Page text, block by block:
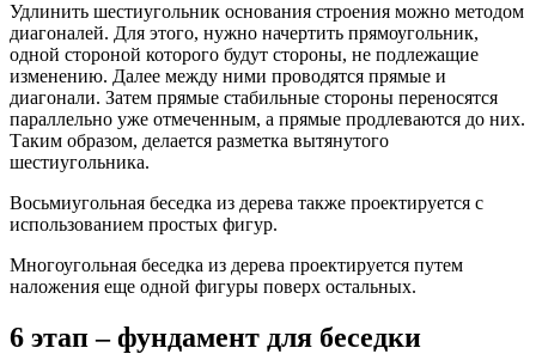
Удлинить шестиугольник основания строения можно методом
диагоналей. Для этого, нужно начертить прямоугольник,
одной стороной которого будут стороны, не подлежащие
изменению. Далее между ними проводятся прямые и
диагонали. Затем прямые стабильные стороны переносятся
параллельно уже отмеченным, а прямые продлеваются до них.
Таким образом, делается разметка вытянутого
шестиугольника.
Восьмиугольная беседка из дерева также проектируется с
использованием простых фигур.
Многоугольная беседка из дерева проектируется путем
наложения еще одной фигуры поверх остальных.
6 этап – фундамент для беседки